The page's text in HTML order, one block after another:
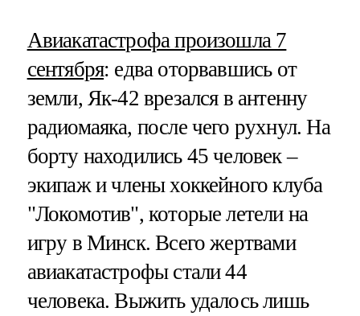
Авиакатастрофа произошла 7
сентября: едва оторвавшись от
земли, Як-42 врезался в антенну
радиомаяка, после чего рухнул. На
борту находились 45 человек –
экипаж и члены хоккейного клуба
"Локомотив", которые летели на
игру в Минск. Всего жертвами
авиакатастрофы стали 44
человека. Выжить удалось лишь